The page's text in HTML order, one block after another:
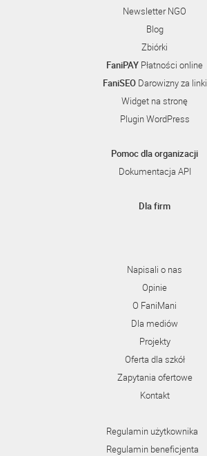
Newsletter NGO
Blog
Zbiórki
FaniPAY Płatności online
FaniSEODarowizny za linki
Widget na stronę
Plugin WordPress
Pomoc dla organizacji
Dokumentacja API
Dla firm
Napisali o nas
Opinie
O FaniMani
Dla mediów
Projekty
Oferta dla szkół
Zapytania ofertowe
Kontakt
Regulamin użytkownika
Regulamin beneficjenta